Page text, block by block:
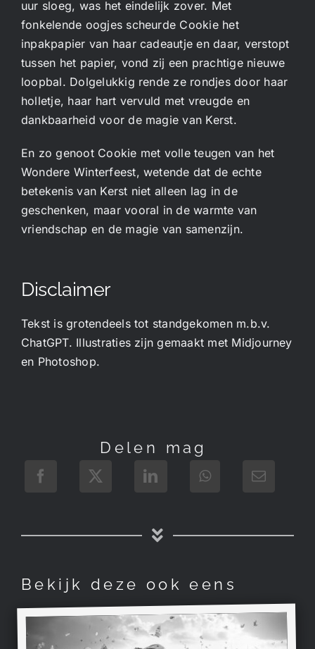
uur sloeg, was het eindelijk zover. Met
fonkelende oogjes scheurde Cookie het
inpakpapier van haar cadeautje en daar, verstopt
tussen het papier, vond zij een prachtige nieuwe
loopbal. Dolgelukkig rende ze rondjes door haar
holletje, haar hart vervuld met vreugde en
dankbaarheid voor de magie van Kerst.
En zo genoot Cookie met volle teugen van het
Wondere Winterfeest, wetende dat de echte
betekenis van Kerst niet alleen lag in de
geschenken, maar vooral in de warmte van
vriendschap en de magie van samenzijn.
Disclaimer
Tekst is grotendeels tot standgekomen m.b.v.
ChatGPT. Illustraties zijn gemaakt met Midjourney
en Photoshop.
Delen mag
Bekijk deze ook eens